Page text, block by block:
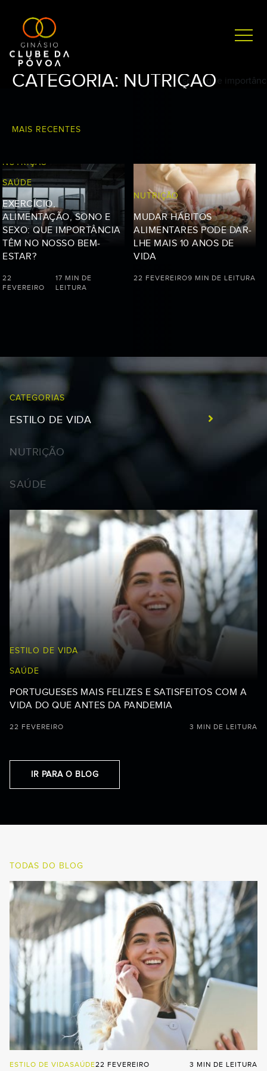
CATEGORIA: NUTRIÇÃO
MAIS RECENTES
NUTRIÇÃO
SAÚDE
EXERCÍCIO,
ALIMENTAÇÃO, SONO E
SEXO: QUE IMPORTÂNCIA
TÊM NO NOSSO BEM-
ESTAR?
22
FEVEREIRO
17 MIN DE
LEITURA
NUTRIÇÃO
MUDAR HÁBITOS
ALIMENTARES PODE DAR-
LHE MAIS 10 ANOS DE
VIDA
22 FEVEREIRO9 MIN DE LEITURA
CATEGORIAS
ESTILO DE VIDA
NUTRIÇÃO
SAÚDE
ESTILO DE VIDA
SAÚDE
PORTUGUESES MAIS FELIZES E SATISFEITOS COM A
VIDA DO QUE ANTES DA PANDEMIA
22 FEVEREIRO 3 MIN DE LEITURA
IR PARA O BLOG
TODAS DO BLOG
ESTILO DE VIDASAÚDE22 FEVEREIRO 3 MIN DE LEITURA